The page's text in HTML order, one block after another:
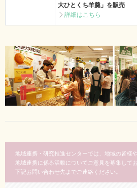
大ひとくち羊羹」を販売
詳細はこちら
地域連携・研究推進センターでは、地域の皆様
地域連携に係る活動についてご意見を募集してお
下記お問い合わせ先までご連絡ください。